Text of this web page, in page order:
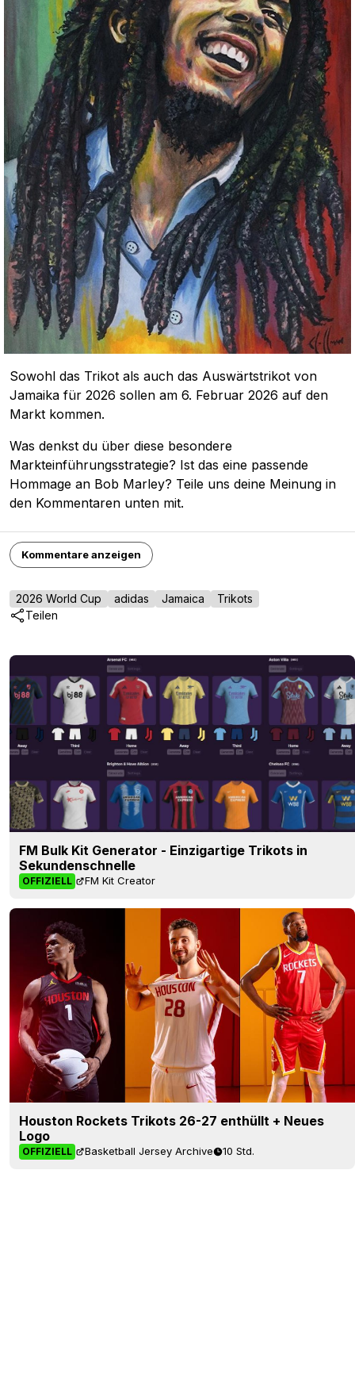
Sowohl das Trikot als auch das Auswärtstrikot von
Jamaika für 2026 sollen am 6. Februar 2026 auf den
Markt kommen.
Was denkst du über diese besondere
Markteinführungsstrategie? Ist das eine passende
Hommage an Bob Marley? Teile uns deine Meinung in
den Kommentaren unten mit.
Kommentare anzeigen
2026 World Cup adidas Jamaica
Trikots
Teilen
FM Bulk Kit Generator - Einzigartige Trikots in
Sekundenschnelle
OFFIZIELL FM Kit Creator
Houston Rockets Trikots 26-27 enthüllt + Neues
Logo
OFFIZIELL Basketball Jersey Archive 10 Std.